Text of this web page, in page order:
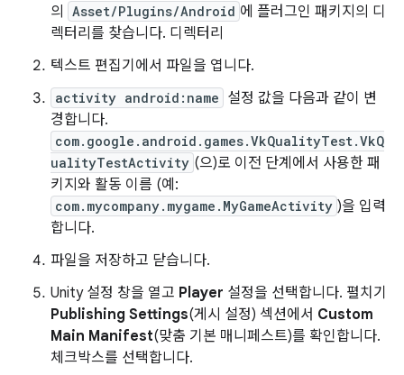
의
Asset/Plugins/Android 에 플러그인 패키지의 디
렉터리를 찾습니다. 디렉터리
텍스트 편집기에서 파일을 엽니다.
activity android:name 설정 값을 다음과 같이 변
경합니다.
com.google.android.games.VkQualityTest.VkQ
ualityTestActivity (으)로 이전 단계에서 사용한 패
키지와 활동 이름 (예:
com.mycompany.mygame.MyGameActivity )을 입력
합니다.
파일을 저장하고 닫습니다.
Unity 설정 창을 열고 Player 설정을 선택합니다. 펼치기
Publishing Settings(게시 설정) 섹션에서 Custom
Main Manifest(맞춤 기본 매니페스트)를 확인합니다.
체크박스를 선택합니다.